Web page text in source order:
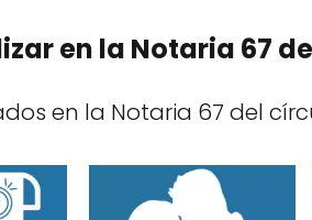
en la Notaria 67
en la Notaria 67 del